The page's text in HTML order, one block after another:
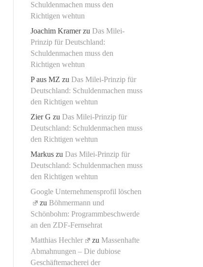
Schuldenmachen muss den
Richtigen wehtun
Joachim Kramerzu Das Milei-
Prinzip für Deutschland:
Schuldenmachen muss den
Richtigen wehtun
P aus MZ zu Das Milei-Prinzip für
Deutschland: Schuldenmachen muss
den Richtigen wehtun
Zier G zu Das Milei-Prinzip für
Deutschland: Schuldenmachen muss
den Richtigen wehtun
Markus zu Das Milei-Prinzip für
Deutschland: Schuldenmachen muss
den Richtigen wehtun
Google Unternehmensprofil löschen
zu Böhmermann und
Schönbohm: Programmbeschwerde
an den ZDF-Fernsehrat
Matthias Hechler
zu Massenhafte
Abmahnungen – Die dubiose
Geschäftemacherei der